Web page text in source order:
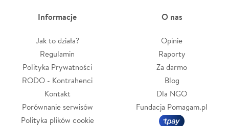
Informacje
Jak to działa?
Regulamin
Polityka Prywatności
RODO - Kontrahenci
Kontakt
Porównanie serwisów
Polityka plików cookie
O nas
Opinie
Raporty
Za darmo
Blog
Dla NGO
Fundacja Pomagam.pl